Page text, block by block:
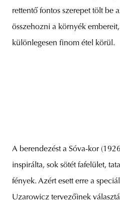
rettentő fontos szerepet tölt be
összehozni a környék
különlegesen finom étel körül.
A berendezést a Sóva-kor
inspirálta, sok sötét fafelület,
fények. Azért esett erre a
Uzarowicz tervezőinek